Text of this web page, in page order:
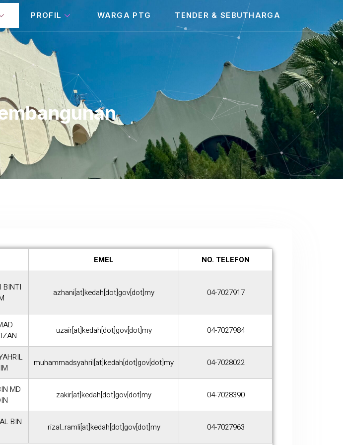
PROFIL WARGA PTG TENDER & SEBUTHARGA
EMEL
NO. TELEFON
BINTI
azhani[at]kedah[dot]gov[dot]my 04-7027917
uzair[at]kedah[dot]gov[dot]my 04-7027984
muhammadsyahril[at]kedah[dot]gov[dot]my 04-7028022
MD
zakir[at]kedah[dot]gov[dot]my 04-7028390
BIN
rizal_ramli[at]kedah[dot]gov[dot]my 04-7027963